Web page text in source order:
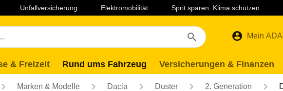
Unfallversicherung Elektromobilität Sprit sparen. Klima schützen
Mein
& Freizeit Rund ums Fahrzeug Versicherungen & Finanzen
Marken & Modelle Dacia Duster 2. Generation